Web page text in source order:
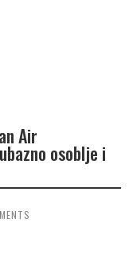
Air
osoblje i